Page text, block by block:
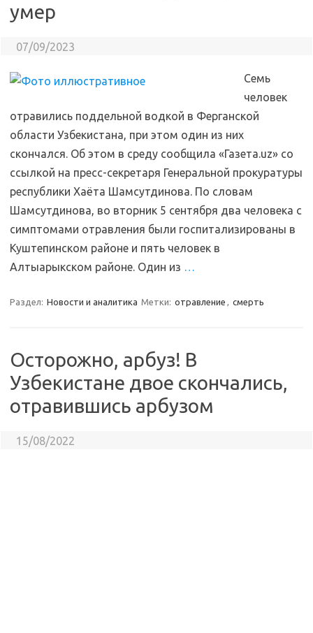
умер
07/09/2023
Семь
человек
отравились поддельной водкой в Ферганской
области Узбекистана, при этом один из них
скончался. Об этом в среду сообщила «Газета.uz» со
ссылкой на пресс-секретаря Генеральной прокуратуры
республики Хаёта Шамсутдинова. По словам
Шамсутдинова, во вторник 5 сентября два человека с
симптомами отравления были госпитализированы в
Куштепинском районе и пять человек в
Алтыарыкском районе. Один из …
Раздел: Новости и аналитика Метки: отравление , смерть
Осторожно, арбуз! В
Узбекистане двое скончались,
отравившись арбузом
15/08/2022